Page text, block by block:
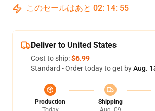
このセールはあと 02: 14: 54
Deliver to United States
Cost to ship:$6.99
Standard - Order today to get byAug.
Production
Shipping